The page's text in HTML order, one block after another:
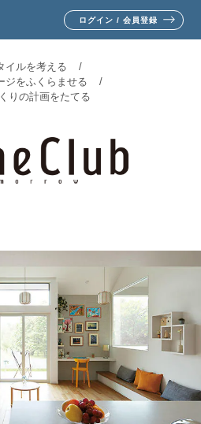
ログイン / 会員登録
イルを考える
ジをふくらませる
りの計画をたてる